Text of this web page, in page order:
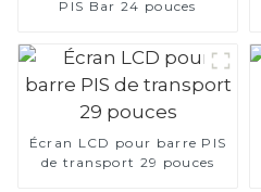
PIS Bar 24 pouces
Écran LCD pour barre PIS
de transport 29 pouces